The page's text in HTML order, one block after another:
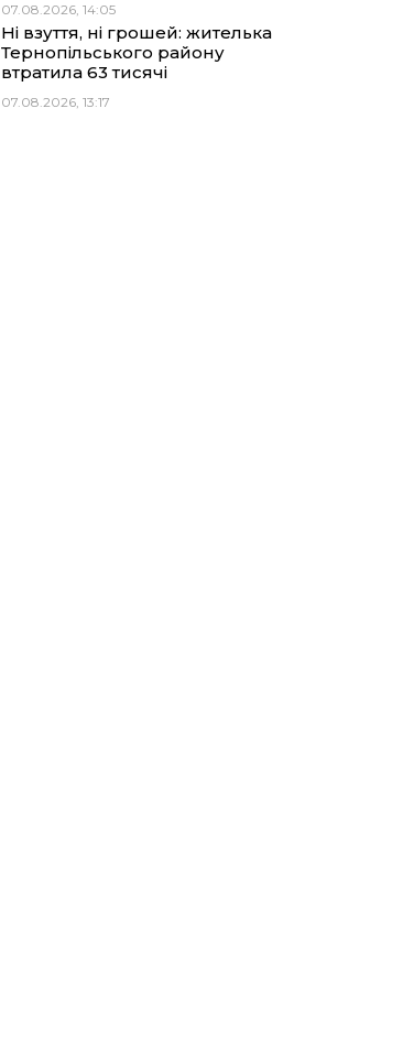
07.08.2026, 14:05
Ні взуття, ні грошей: жителька
Тернопільського району
втратила 63 тисячі
07.08.2026, 13:17